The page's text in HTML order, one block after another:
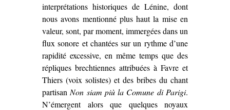
interprétations historiques de Lénine, dont
nous avons mentionné plus haut la mise en
valeur, sont, par moment, immergées dans un
flux sonore et chantées sur un rythme d’une
rapidité excessive, en même temps que des
répliques brechtiennes attribuées à Favre et
Thiers (voix solistes) et des bribes du chant
partisan Non siam più la Comune di Parigi.
N’émergent alors que quelques noyaux